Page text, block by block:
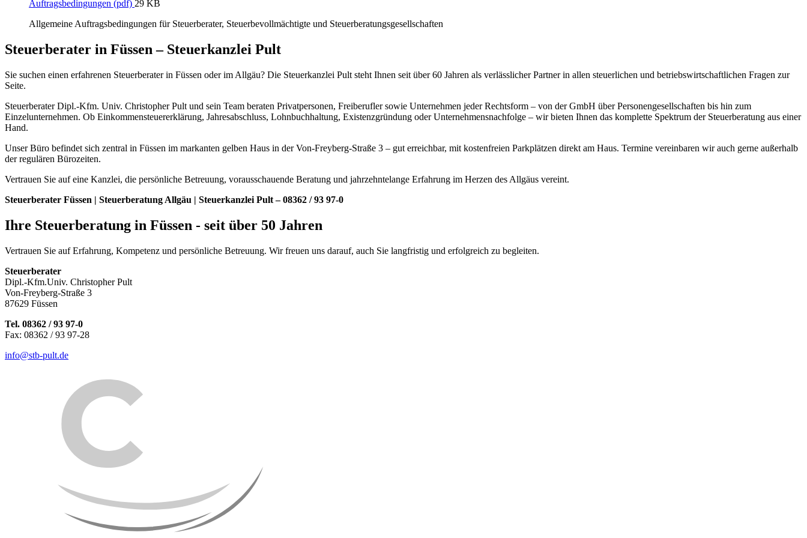
Auftragsbedingungen (pdf) 29 KB
Allgemeine Auftragsbedingungen für Steuerberater, Steuerbevollmächtigte und Steuerberatungsgesellschaften
Steuerberater in Füssen – Steuerkanzlei Pult
Sie suchen einen erfahrenen Steuerberater in Füssen oder im Allgäu? Die Steuerkanzlei Pult steht Ihnen seit über 60 Jahren als verlässlicher Partner in allen steuerlichen und betriebswirtschaftlichen Fragen zur
Seite.
Steuerberater Dipl.-Kfm. Univ. Christopher Pult und sein Team beraten Privatpersonen, Freiberufler sowie Unternehmen jeder Rechtsform – von der GmbH über Personengesellschaften bis hin zum
Einzelunternehmen. Ob Einkommensteuererklärung, Jahresabschluss, Lohnbuchhaltung, Existenzgründung oder Unternehmensnachfolge – wir bieten Ihnen das komplette Spektrum der Steuerberatung aus einer
Hand.
Unser Büro befindet sich zentral in Füssen im markanten gelben Haus in der Von-Freyberg-Straße 3 – gut erreichbar, mit kostenfreien Parkplätzen direkt am Haus. Termine vereinbaren wir auch gerne außerhalb
der regulären Bürozeiten.
Vertrauen Sie auf eine Kanzlei, die persönliche Betreuung, vorausschauende Beratung und jahrzehntelange Erfahrung im Herzen des Allgäus vereint.
Steuerberater Füssen | Steuerberatung Allgäu | Steuerkanzlei Pult – 08362 / 93 97-0
Ihre Steuerberatung in Füssen - seit über 50 Jahren
Vertrauen Sie auf Erfahrung, Kompetenz und persönliche Betreuung. Wir freuen uns darauf, auch Sie langfristig und erfolgreich zu begleiten.
Steuerberater
Dipl.-Kfm.Univ. Christopher Pult
Von-Freyberg-Straße 3
87629 Füssen
Tel. 08362 / 93 97-0
Fax: 08362 / 93 97-28
info@stb-pult.de